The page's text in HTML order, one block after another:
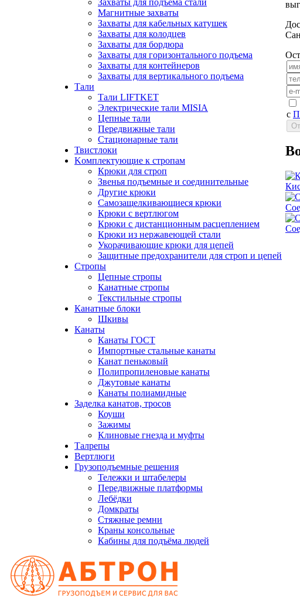
Захваты для подъема стали
Магнитные захваты
Захваты для кабельных катушек
Захваты для колодцев
Захваты для бордюра
Захваты для горизонтального подъема
Захваты для контейнеров
Захваты для вертикального подъема
Тали
Тали LIFTKET
Электрические тали MISIA
Цепные тали
Передвижные тали
Стационарные тали
Твистлоки
Kомплектующие к стропам
Крюки для строп
Звенья подъемные и соединительные
Другие крюки
Самозащелкивающиеся крюки
Крюки с вертлюгом
Крюки с дистанционным расцеплением
Крюки из нержавеющей стали
Укорачивающие крюки для цепей
Защитные предохранители для строп и цепей
Стропы
Цепные стропы
Канатные стропы
Текстильные стропы
Канатные блоки
Шкивы
Канаты
Канаты ГОСТ
Импортные стальные канаты
Канат пеньковый
Полипропиленовые канаты
Джутовые канаты
Канаты полиамидные
Заделка канатов, тросов
Коуши
Зажимы
Клиновые гнезда и муфты
Талрепы
Вертлюги
Грузоподъемные решения
Тележки и штабелеры
Передвижные платформы
Лебёдки
Домкраты
Стяжные ремни
Краны консольные
Кабины для подъёма людей
с